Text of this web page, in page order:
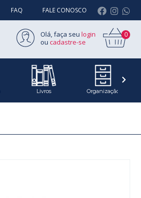
FAQ FALE CONOSCO
Olá, faça seu login
ou cadastre-se
0
Livros Organização